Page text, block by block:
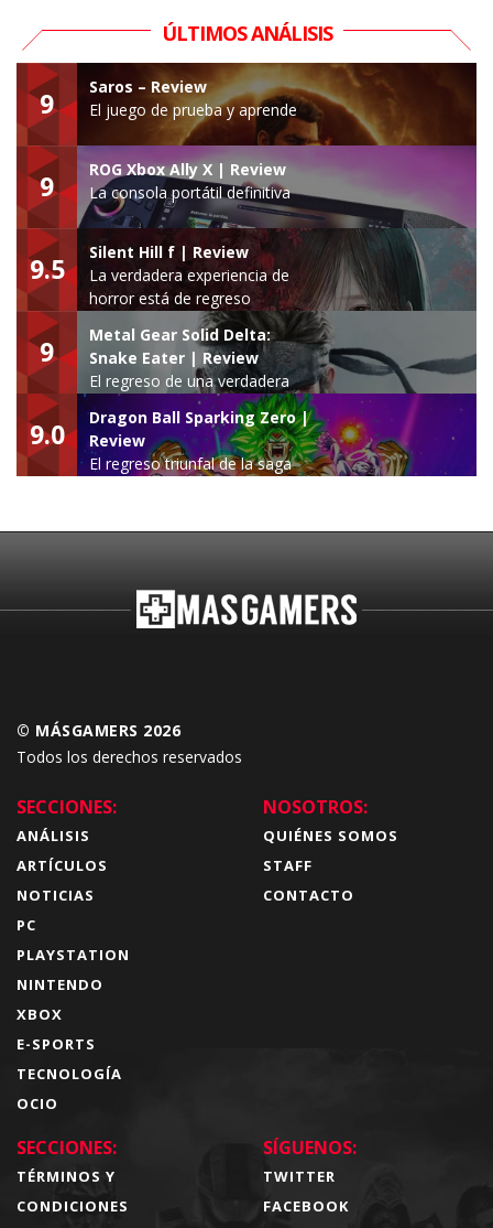
ÚLTIMOS ANÁLISIS
9
Saros – Review
El juego de prueba y aprende
9
ROG Xbox Ally X | Review
La consola portátil definitiva
9.5
Silent Hill f | Review
La verdadera experiencia de
horror está de regreso
9
Metal Gear Solid Delta:
Snake Eater | Review
El regreso de una verdadera
leyenda
9.0
Dragon Ball Sparking Zero |
Review
El regreso triunfal de la saga
© MÁSGAMERS 2026
Todos los derechos reservados
SECCIONES:
ANÁLISIS
ARTÍCULOS
NOTICIAS
PC
PLAYSTATION
NINTENDO
XBOX
E-SPORTS
TECNOLOGÍA
OCIO
NOSOTROS:
QUIÉNES SOMOS
STAFF
CONTACTO
SECCIONES:
TÉRMINOS Y
CONDICIONES
SÍGUENOS:
TWITTER
FACEBOOK